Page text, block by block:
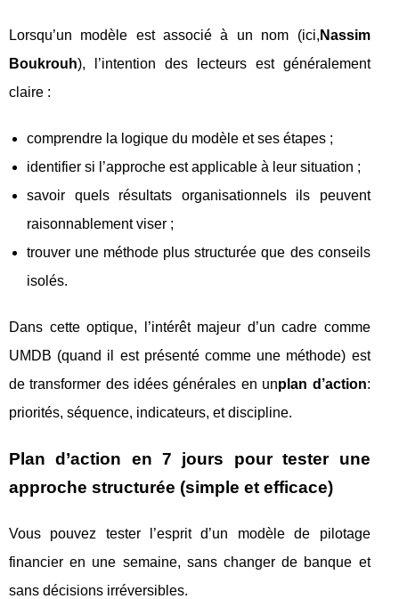
Lorsqu’un modèle est associé à un nom (ici, Nassim
Boukrouh), l’intention des lecteurs est généralement
claire :
comprendre la logique du modèle et ses étapes ;
identifier si l’approche est applicable à leur situation ;
savoir quels résultats organisationnels ils peuvent
raisonnablement viser ;
trouver une méthode plus structurée que des conseils
isolés.
Dans cette optique, l’intérêt majeur d’un cadre comme
UMDB (quand il est présenté comme une méthode) est
de transformer des idées générales en unplan d’action:
priorités, séquence, indicateurs, et discipline.
Plan d’action en 7 jours pour tester une
approche structurée (simple et efficace)
Vous pouvez tester l’esprit d’un modèle de pilotage
financier en une semaine, sans changer de banque et
sans décisions irréversibles.